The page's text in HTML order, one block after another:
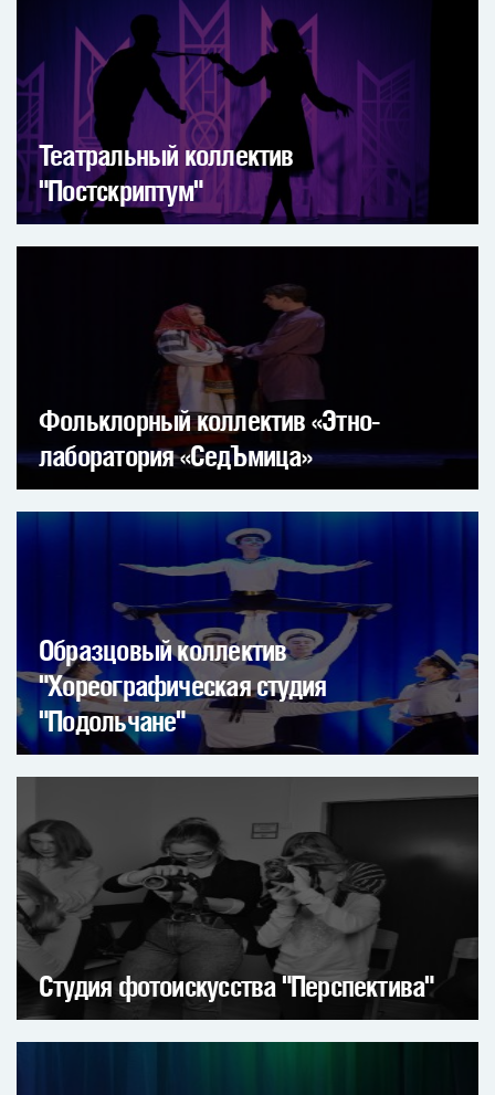
Театральный коллектив
"Постскриптум"
Фольклорный коллектив «Этно-
лаборатория «СедЪмица»
Образцовый коллектив
"Хореографическая студия
"Подольчане"
Студия фотоискусства "Перспектива"